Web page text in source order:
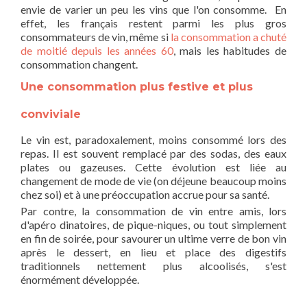
envie de varier un peu les vins que l'on consomme. En
effet, les français restent parmi les plus gros
consommateurs de vin, même si la consommation a chuté
de moitié depuis les années 60, mais les habitudes de
consommation changent.
Une consommation plus festive et plus
conviviale
Le vin est, paradoxalement, moins consommé lors des
repas. Il est souvent remplacé par des sodas, des eaux
plates ou gazeuses. Cette évolution est liée au
changement de mode de vie (on déjeune beaucoup moins
chez soi) et à une préoccupation accrue pour sa santé.
Par contre, la consommation de vin entre amis, lors
d'apéro dinatoires, de pique-niques, ou tout simplement
en fin de soirée, pour savourer un ultime verre de bon vin
après le dessert, en lieu et place des digestifs
traditionnels nettement plus alcoolisés, s'est
énormément développée.